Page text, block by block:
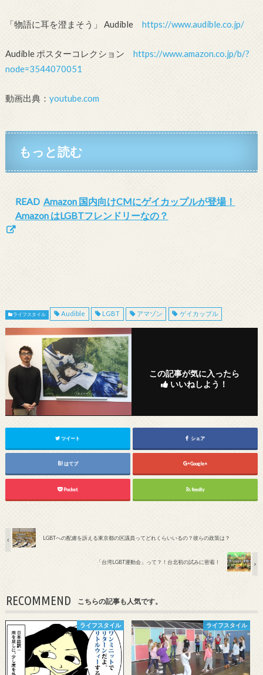
「物語に耳を澄まそう」 Audible https://www.audible.co.jp/
Audible ポスターコレクション https://www.amazon.co.jp/b/?
node=3544070051
動画出典： youtube.com
もっと読む
READ Amazon 国内向けCMにゲイカップルが登場！
Amazon はLGBTフレンドリーなの？
ライフスタイル Audible LGBT アマゾン ゲイカップル
この記事が気に入ったら
いいねしよう！
ツイート シェア
はてブ Google+
Pocket feedly
LGBTへの配慮を訴える東京都の区議員ってどれくらいいるの？彼らの政策は？
「台湾LGBT運動会」って？！台北初の試みに密着！
RECOMMEND こちらの記事も人気です。
ライフスタイル ライフスタイル